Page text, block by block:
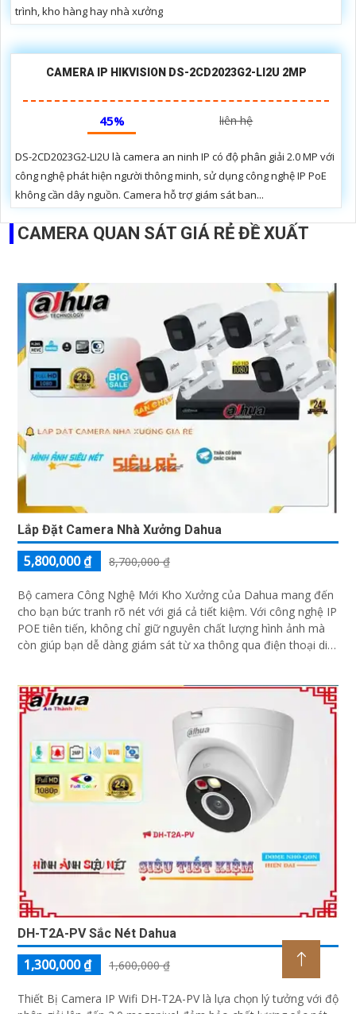
trình, kho hàng hay nhà xưởng
CAMERA IP HIKVISION DS-2CD2023G2-LI2U 2MP
45% liên hệ
DS-2CD2023G2-LI2U là camera an ninh IP có độ phân giải 2.0 MP với
công nghệ phát hiện người thông minh, sử dụng công nghệ IP PoE
không cần dây nguồn. Camera hỗ trợ giám sát ban...
CAMERA QUAN SÁT GIÁ RẺ ĐỀ XUẤT
Lắp Đặt Camera Nhà Xưởng Dahua
5,800,000 ₫ 8,700,000 ₫
Bộ camera Công Nghệ Mới Kho Xưởng của Dahua mang đến
cho bạn bức tranh rõ nét với giá cả tiết kiệm. Với công nghệ IP
POE tiên tiến, không chỉ giữ nguyên chất lượng hình ảnh mà
còn giúp bạn dễ dàng giám sát từ xa thông qua điện thoại di
DH-T2A-PV Sắc Nét Dahua
1,300,000 ₫ 1,600,000 ₫
Thiết Bị Camera IP Wifi DH-T2A-PV là lựa chọn lý tưởng với độ